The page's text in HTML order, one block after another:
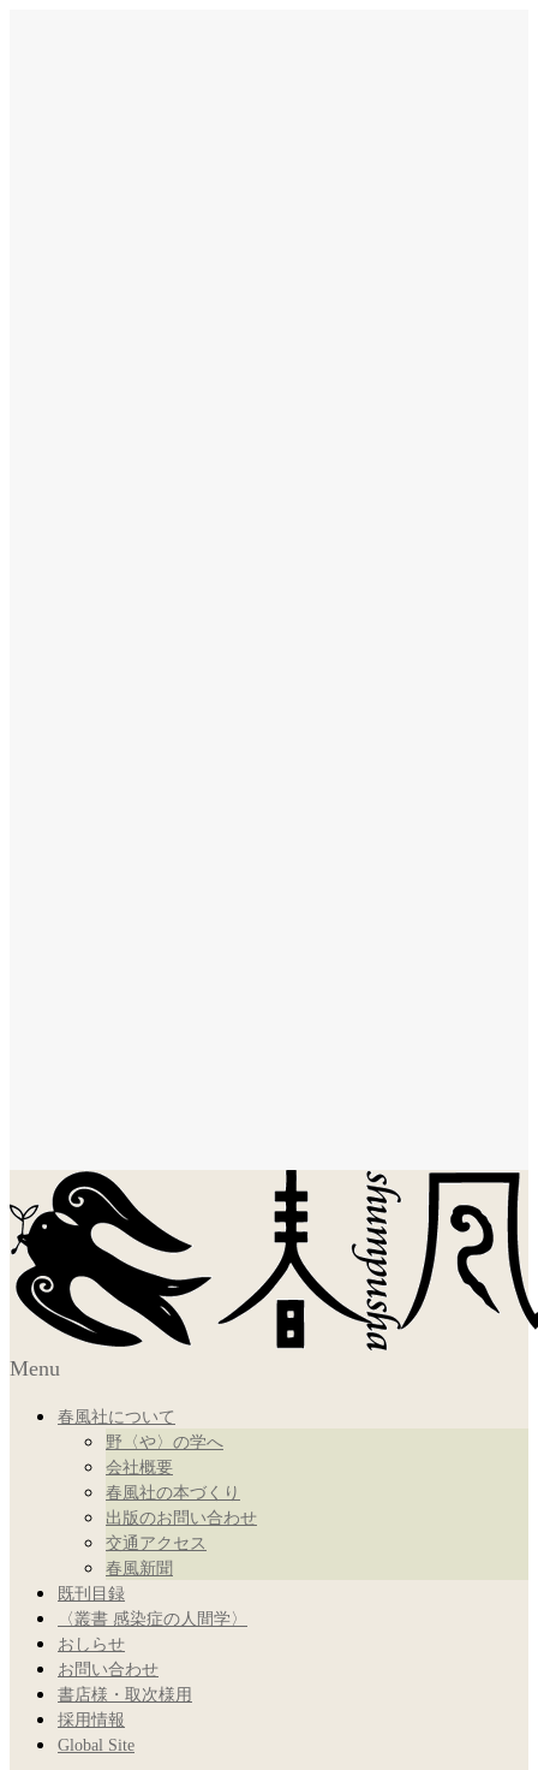
Menu
春風社について
野〈や〉の学へ
会社概要
春風社の本づくり
出版のお問い合わせ
交通アクセス
春風新聞
既刊目録
〈叢書 感染症の人間学〉
おしらせ
お問い合わせ
書店様・取次様用
採用情報
Global Site